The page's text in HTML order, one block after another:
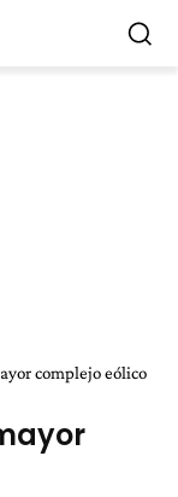
complejo eólico